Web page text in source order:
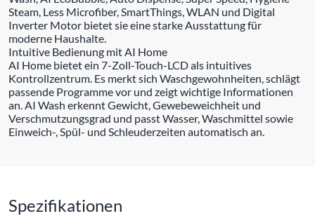
Steam, Less Microfiber, SmartThings, WLAN und Digital
Inverter Motor bietet sie eine starke Ausstattung für
moderne Haushalte.
Intuitive Bedienung mit AI Home
AI Home bietet ein 7-Zoll-Touch-LCD als intuitives
Kontrollzentrum. Es merkt sich Waschgewohnheiten, schlägt
passende Programme vor und zeigt wichtige Informationen
an. AI Wash erkennt Gewicht, Gewebeweichheit und
Verschmutzungsgrad und passt Wasser, Waschmittel sowie
Einweich-, Spül- und Schleuderzeiten automatisch an.
Spezifikationen